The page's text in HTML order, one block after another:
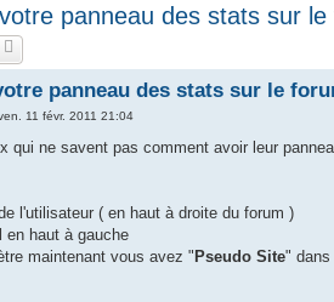
panneau des stats sur le
panneau des stats sur le
11 févr. 2011 21:04
qui ne savent pas comment avoir leur
l'utilisateur ( en haut à droite du forum )
haut à gauche
maintenant vous avez "Pseudo Site" dans